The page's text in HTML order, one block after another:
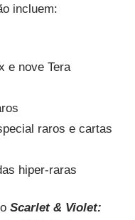
incluem:
e nove Tera
raros e cartas
hiper-raras
Scarlet & Violet: